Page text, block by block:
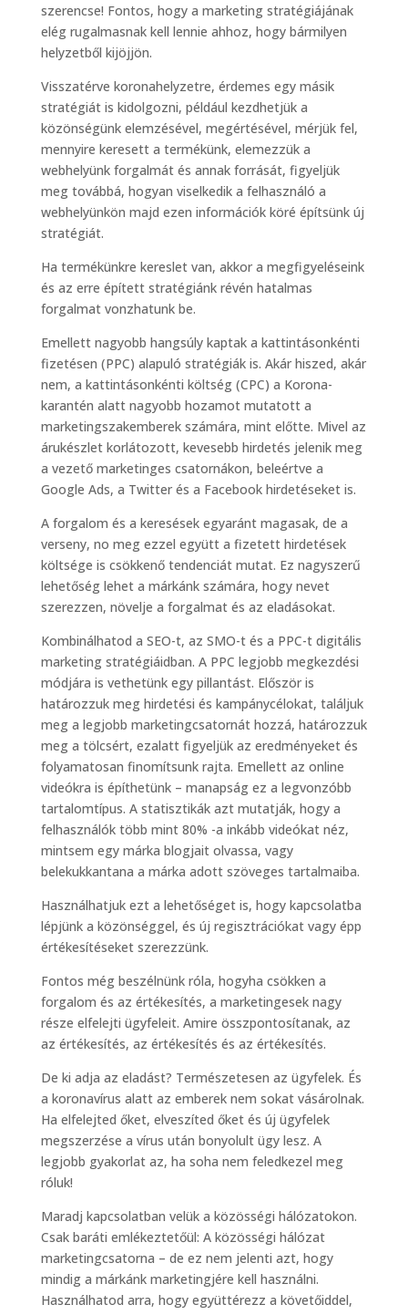
szerencse! Fontos, hogy a marketing stratégiájának
elég rugalmasnak kell lennie ahhoz, hogy bármilyen
helyzetből kijöjjön.
Visszatérve koronahelyzetre, érdemes egy másik
stratégiát is kidolgozni, például kezdhetjük a
közönségünk elemzésével, megértésével, mérjük fel,
mennyire keresett a termékünk, elemezzük a
webhelyünk forgalmát és annak forrását, figyeljük
meg továbbá, hogyan viselkedik a felhasználó a
webhelyünkön majd ezen információk köré építsünk új
stratégiát.
Ha termékünkre kereslet van, akkor a megfigyeléseink
és az erre épített stratégiánk révén hatalmas
forgalmat vonzhatunk be.
Emellett nagyobb hangsúly kaptak a kattintásonkénti
fizetésen (PPC) alapuló stratégiák is. Akár hiszed, akár
nem, a kattintásonkénti költség (CPC) a Korona-
karantén alatt nagyobb hozamot mutatott a
marketingszakemberek számára, mint előtte. Mivel az
árukészlet korlátozott, kevesebb hirdetés jelenik meg
a vezető marketinges csatornákon, beleértve a
Google Ads, a Twitter és a Facebook hirdetéseket is.
A forgalom és a keresések egyaránt magasak, de a
verseny, no meg ezzel együtt a fizetett hirdetések
költsége is csökkenő tendenciát mutat. Ez nagyszerű
lehetőség lehet a márkánk számára, hogy nevet
szerezzen, növelje a forgalmat és az eladásokat.
Kombinálhatod a SEO-t, az SMO-t és a PPC-t digitális
marketing stratégiáidban. A PPC legjobb megkezdési
módjára is vethetünk egy pillantást. Először is
határozzuk meg hirdetési és kampánycélokat, találjuk
meg a legjobb marketingcsatornát hozzá, határozzuk
meg a tölcsért, ezalatt figyeljük az eredményeket és
folyamatosan finomítsunk rajta. Emellett az online
videókra is építhetünk – manapság ez a legvonzóbb
tartalomtípus. A statisztikák azt mutatják, hogy a
felhasználók több mint 80% -a inkább videókat néz,
mintsem egy márka blogjait olvassa, vagy
belekukkantana a márka adott szöveges tartalmaiba.
Használhatjuk ezt a lehetőséget is, hogy kapcsolatba
lépjünk a közönséggel, és új regisztrációkat vagy épp
értékesítéseket szerezzünk.
Fontos még beszélnünk róla, hogyha csökken a
forgalom és az értékesítés, a marketingesek nagy
része elfelejti ügyfeleit. Amire összpontosítanak, az
az értékesítés, az értékesítés és az értékesítés.
De ki adja az eladást? Természetesen az ügyfelek. És
a koronavírus alatt az emberek nem sokat vásárolnak.
Ha elfelejted őket, elveszíted őket és új ügyfelek
megszerzése a vírus után bonyolult ügy lesz. A
legjobb gyakorlat az, ha soha nem feledkezel meg
róluk!
Maradj kapcsolatban velük a közösségi hálózatokon.
Csak baráti emlékeztetőül: A közösségi hálózat
marketingcsatorna – de ez nem jelenti azt, hogy
mindig a márkánk marketingjére kell használni.
Használhatod arra, hogy együttérezz a követőiddel,